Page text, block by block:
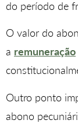
do período de
O valor do
a remuneração
Outro ponto
abono